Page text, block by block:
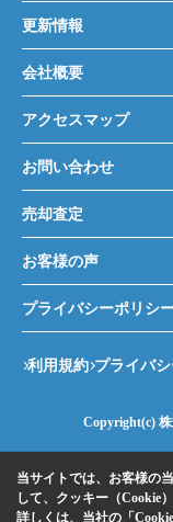
更新情報
会社概要
アクセスマップ
お問い合わせ
売却査定
お客様の声
プライバシーポリシ
利用規約 プライバ
Copyright(c)
当サイトでは、お客様の
して、クッキー（Cookie
詳しくは、当社の 「